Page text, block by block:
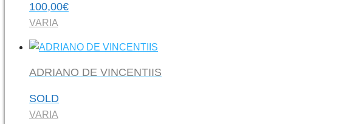
100,00€
VARIA
ADRIANO DE VINCENTIIS
SOLD
VARIA